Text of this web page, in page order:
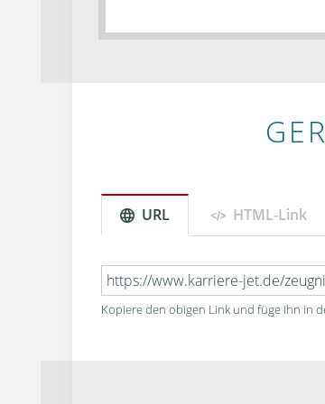
URL HTML-Link
Kopiere den obigen Link und füge ihn in